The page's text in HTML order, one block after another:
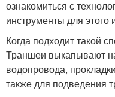
ознакомиться с
инструменты для этого
Когда подходит такой
Траншеи выкапывают
водопровода,
также для подведения